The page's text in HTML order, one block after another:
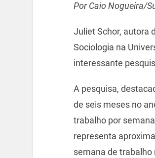
Por Caio Nogueira/
Juliet Schor, autora
Sociologia na
interessante
A pesquisa,
de seis meses no
trabalho por
representa
semana de